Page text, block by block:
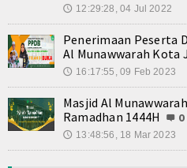
🕔 12:29:28, 04 Jul 2022
Penerimaan Peserta
Al Munawwarah Kota
🕔 16:17:55, 09 Feb 2023
Masjid Al
Ramadhan 1444H
0
🕔 13:48:56, 18 Mar 2023